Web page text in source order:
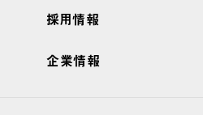
採用情報
企業情報